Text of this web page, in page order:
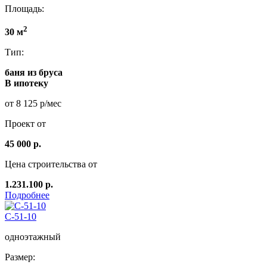
Площадь:
30 м2
Тип:
баня из бруса
В ипотеку
от 8 125 р/мес
Проект от
45 000 р.
Цена строительства от
1.231.100 р.
Подробнее
C-51-10
одноэтажный
Размер: